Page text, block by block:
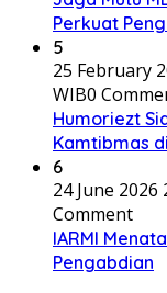
Perkuat
5
25 February
WIB0
Humoriezt
Kamtibmas
6
24 June 2026
Comment
IARMI
Pengabdian